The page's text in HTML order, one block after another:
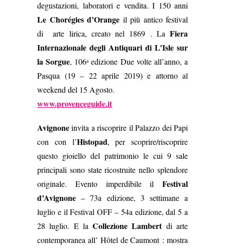
degustazioni, laboratori e vendita. I 150 anni
Le Chorégies d’Orange il più antico festival
di arte lirica, creato nel 1869 . LaFiera
Internazionale degli Antiquari di L’Isle sur
la Sorgue, 106aedizione Due volte all’anno, a
Pasqua (19 – 22 aprile 2019) e attorno al
weekend del 15 Agosto.
www.provenceguide.it
Avignoneinvita a riscoprire il Palazzo dei Papi
con con l’Histopad, per scoprire/riscoprire
questo gioiello del patrimonio le cui 9 sale
principali sono state ricostruite nello splendore
originale. Evento imperdibile il Festival
d’Avignone – 73a edizione, 3 settimane a
luglio e il Festival OFF – 54a edizione, dal 5 a
28 luglio. E laCollezione Lambertdi arte
contemporanea all’ Hôtel de Caumont : mostra